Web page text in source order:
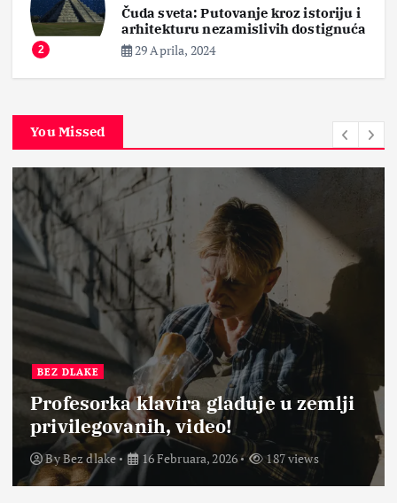
2
Čuda sveta: Putovanje kroz istoriju i
arhitekturu nezamislivih dostignuća
29 Aprila, 2024
You Missed
BEZ DLAKE
Profesorka klavira gladuje u zemlji
privilegovanih, video!
ByBez dlake 16 Februara, 2026 187 views